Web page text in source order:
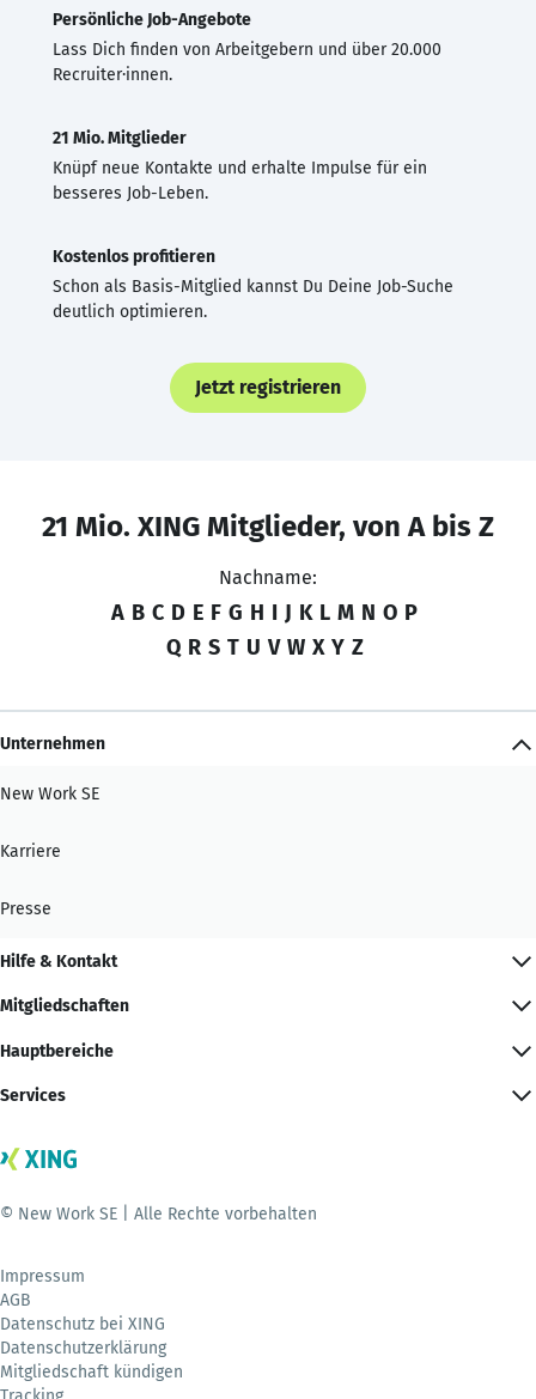
Persönliche Job-Angebote
Lass Dich finden von Arbeitgebern und über 20.000
Recruiter·innen.
21 Mio. Mitglieder
Knüpf neue Kontakte und erhalte Impulse für ein
besseres Job-Leben.
Kostenlos profitieren
Schon als Basis-Mitglied kannst Du Deine Job-Suche
deutlich optimieren.
Jetzt registrieren
21 Mio. XING Mitglieder, von A bis Z
Nachname:
A B C D E F G H I J K L M N O P
Q R S T U V W X Y Z
Unternehmen
New Work SE
Karriere
Presse
Hilfe & Kontakt
Mitgliedschaften
Hauptbereiche
Services
© New Work SE | Alle Rechte vorbehalten
Impressum
AGB
Datenschutz bei XING
Datenschutzerklärung
Mitgliedschaft kündigen